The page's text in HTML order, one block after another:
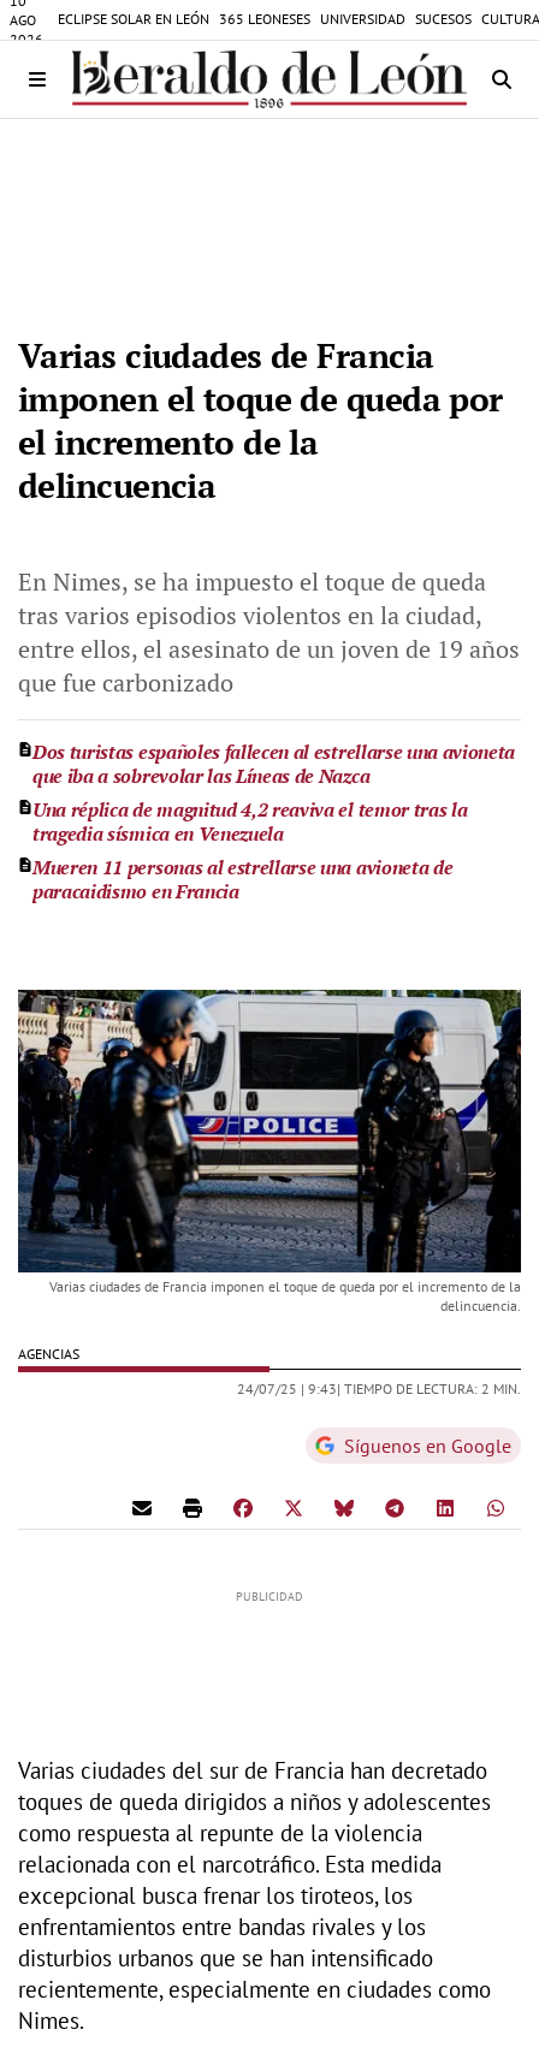
AGO
2026
ECLIPSE SOLAR EN LEÓN 365 LEONESES UNIVERSIDAD SUCESOS
Varias ciudades de Francia
imponen el toque de queda por
el incremento de la
delincuencia
En Nimes, se ha impuesto el toque de queda
tras varios episodios violentos en la ciudad,
entre ellos, el asesinato de un joven de 19 años
que fue carbonizado
Dos turistas españoles fallecen al estrellarse una avioneta
que iba a sobrevolar las Líneas de Nazca
Una réplica de magnitud 4,2 reaviva el temor tras la
tragedia sísmica en Venezuela
Mueren 11 personas al estrellarse una avioneta de
paracaidismo en Francia
Varias ciudades de Francia imponen el toque de queda por el incremento de la
delincuencia.
AGENCIAS
24/07/25 | 9:43| TIEMPO DE LECTURA: 2 MIN.
Síguenos en Google
Varias ciudades del sur de Francia han decretado
toques de queda dirigidos a niños y adolescentes
como respuesta al repunte de la violencia
relacionada con el narcotráfico. Esta medida
excepcional busca frenar los tiroteos, los
enfrentamientos entre bandas rivales y los
disturbios urbanos que se han intensificado
recientemente, especialmente en ciudades como
Nimes.